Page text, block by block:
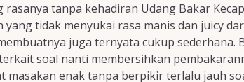
tanpa kehadiran Udang Bakar
yang tidak menyukai rasa manis dan juicy
juga ternyata cukup
soal nanti membersihkan
enak tanpa berpikir terlalu jauh